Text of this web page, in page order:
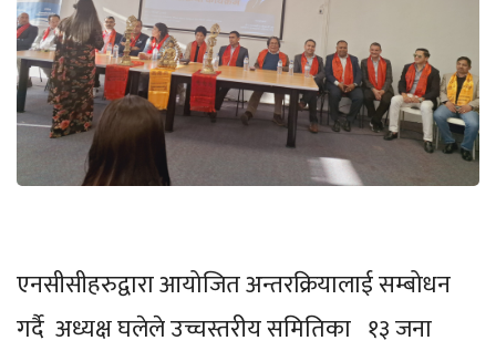
एनसीसीहरुद्वारा आयोजित अन्तरक्रियालाई सम्बोधन
गर्दै अध्यक्ष घलेले उच्चस्तरीय समितिका १३ जना